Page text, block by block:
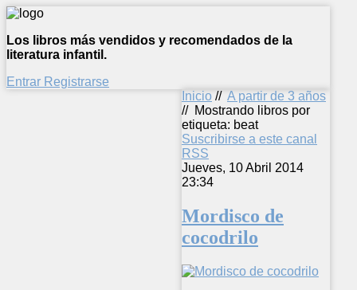
Los libros más vendidos y recomendados de la
literatura infantil.
Entrar Registrarse
Inicio // A partir de 3 años
// Mostrando libros por
etiqueta: beat
Suscribirse a este canal
RSS
Jueves, 10 Abril 2014
23:34
Mordisco de
cocodrilo